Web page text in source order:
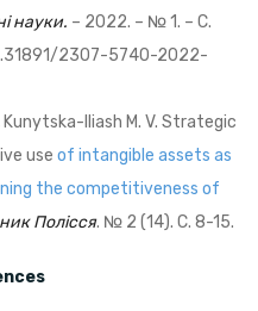
науки. – 2022. – № 1. – С.
2307-5740-2022-
Kunytska-Iliash M. V. Strategic
useof intangible assets as
the competitiveness of
Полісся. № 2 (14). С. 8-15.